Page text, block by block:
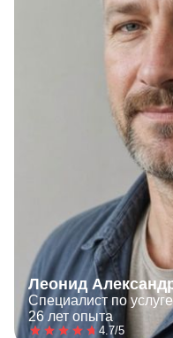
Леонид
Специалист по
26 лет опыта
4.7/5